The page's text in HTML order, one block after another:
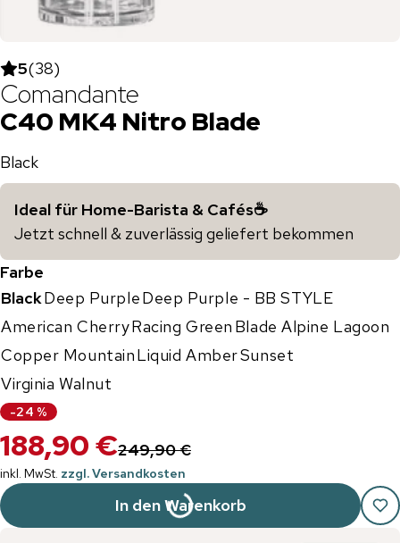
5(38)
Comandante
C40 MK4 Nitro Blade
Black
Ideal für Home-Barista & Cafés☕️
Jetzt schnell & zuverlässig geliefert bekommen
Farbe
BlackDeep PurpleDeep Purple - BB STYLE
American CherryRacing Green Blade Alpine Lagoon
Copper MountainLiquid AmberSunset
Virginia Walnut
-24 %
188,90 €249,90 €
inkl. MwSt. zzgl. Versandkosten
In den Warenkorb